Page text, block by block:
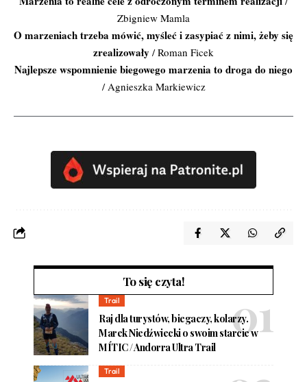
Zbigniew Mamla
O marzeniach trzeba mówić, myśleć i zasypiać z nimi, żeby się
zrealizowały / Roman Ficek
Najlepsze wspomnienie biegowego marzenia to droga do niego
/ Agnieszka Markiewicz
To się czyta!
Trail
Raj dla turystów, biegaczy, kolarzy.
Marek Niedźwiecki o swoim starcie w
MÍTIC / Andorra Ultra Trail
Trail